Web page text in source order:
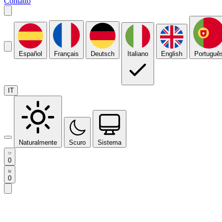
Español Français Deutsch Italiano English
IT
Naturalmente Scuro Sistema
0
0